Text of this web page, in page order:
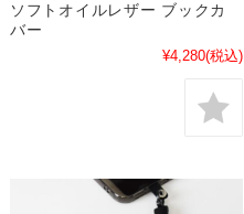
ソフトオイルレザー ブックカ
バー
¥4,280(税込)